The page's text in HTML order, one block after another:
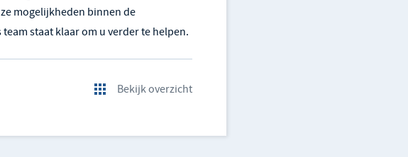
mogelijkheden binnen de
staat klaar om u verder te helpen.
Bekijk overzicht